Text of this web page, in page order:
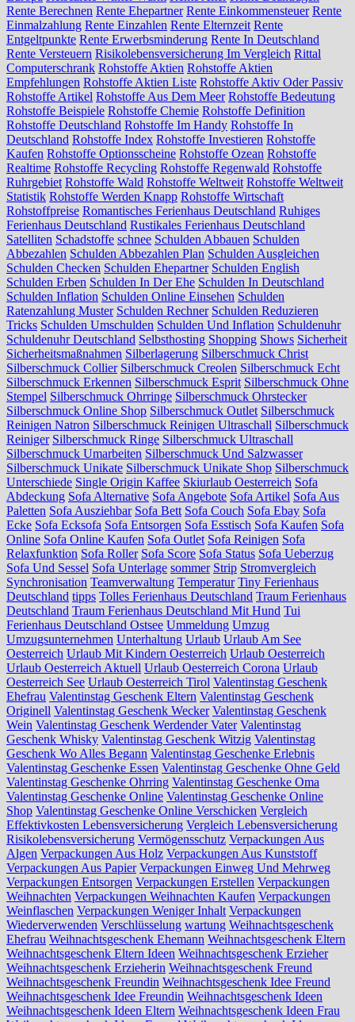
Rente Berechnen Rente Ehepartner Rente Einkommensteuer Rente
Einmalzahlung Rente Einzahlen Rente Elternzeit Rente
Entgeltpunkte Rente Erwerbsminderung Rente In Deutschland
Rente Versteuern Risikolebensversicherung Im Vergleich Rittal
Computerschrank Rohstoffe Aktien Rohstoffe Aktien
Empfehlungen Rohstoffe Aktien Liste Rohstoffe Aktiv Oder Passiv
Rohstoffe Artikel Rohstoffe Aus Dem Meer Rohstoffe Bedeutung
Rohstoffe Beispiele Rohstoffe Chemie Rohstoffe Definition
Rohstoffe Deutschland Rohstoffe Im Handy Rohstoffe In
Deutschland Rohstoffe Index Rohstoffe Investieren Rohstoffe
Kaufen Rohstoffe Optionsscheine Rohstoffe Ozean Rohstoffe
Realtime Rohstoffe Recycling Rohstoffe Regenwald Rohstoffe
Ruhrgebiet Rohstoffe Wald Rohstoffe Weltweit Rohstoffe Weltweit
Statistik Rohstoffe Werden Knapp Rohstoffe Wirtschaft
Rohstoffpreise Romantisches Ferienhaus Deutschland Ruhiges
Ferienhaus Deutschland Rustikales Ferienhaus Deutschland
Satelliten Schadstoffe schnee Schulden Abbauen Schulden
Abbezahlen Schulden Abbezahlen Plan Schulden Ausgleichen
Schulden Checken Schulden Ehepartner Schulden English
Schulden Erben Schulden In Der Ehe Schulden In Deutschland
Schulden Inflation Schulden Online Einsehen Schulden
Ratenzahlung Muster Schulden Rechner Schulden Reduzieren
Tricks Schulden Umschulden Schulden Und Inflation Schuldenuhr
Schuldenuhr Deutschland Selbsthosting Shopping Shows Sicherheit
Sicherheitsmaßnahmen Silberlagerung Silberschmuck Christ
Silberschmuck Collier Silberschmuck Creolen Silberschmuck Echt
Silberschmuck Erkennen Silberschmuck Esprit Silberschmuck Ohne
Stempel Silberschmuck Ohrringe Silberschmuck Ohrstecker
Silberschmuck Online Shop Silberschmuck Outlet Silberschmuck
Reinigen Natron Silberschmuck Reinigen Ultraschall Silberschmuck
Reiniger Silberschmuck Ringe Silberschmuck Ultraschall
Silberschmuck Umarbeiten Silberschmuck Und Salzwasser
Silberschmuck Unikate Silberschmuck Unikate Shop Silberschmuck
Unterschiede Single Origin Kaffee Skiurlaub Oesterreich Sofa
Abdeckung Sofa Alternative Sofa Angebote Sofa Artikel Sofa Aus
Paletten Sofa Ausziehbar Sofa Bett Sofa Couch Sofa Ebay Sofa
Ecke Sofa Ecksofa Sofa Entsorgen Sofa Esstisch Sofa Kaufen Sofa
Online Sofa Online Kaufen Sofa Outlet Sofa Reinigen Sofa
Relaxfunktion Sofa Roller Sofa Score Sofa Status Sofa Ueberzug
Sofa Und Sessel Sofa Unterlage sommer Strip Stromvergleich
Synchronisation Teamverwaltung Temperatur Tiny Ferienhaus
Deutschland tipps Tolles Ferienhaus Deutschland Traum Ferienhaus
Deutschland Traum Ferienhaus Deutschland Mit Hund Tui
Ferienhaus Deutschland Ostsee Ummeldung Umzug
Umzugsunternehmen Unterhaltung Urlaub Urlaub Am See
Oesterreich Urlaub Mit Kindern Oesterreich Urlaub Oesterreich
Urlaub Oesterreich Aktuell Urlaub Oesterreich Corona Urlaub
Oesterreich See Urlaub Oesterreich Tirol Valentinstag Geschenk
Ehefrau Valentinstag Geschenk Eltern Valentinstag Geschenk
Originell Valentinstag Geschenk Wecker Valentinstag Geschenk
Wein Valentinstag Geschenk Werdender Vater Valentinstag
Geschenk Whisky Valentinstag Geschenk Witzig Valentinstag
Geschenk Wo Alles Begann Valentinstag Geschenke Erlebnis
Valentinstag Geschenke Essen Valentinstag Geschenke Ohne Geld
Valentinstag Geschenke Ohrring Valentinstag Geschenke Oma
Valentinstag Geschenke Online Valentinstag Geschenke Online
Shop Valentinstag Geschenke Online Verschicken Vergleich
Effektivkosten Lebensversicherung Vergleich Lebensversicherung
Risikolebensversicherung Vermögensschutz Verpackungen Aus
Algen Verpackungen Aus Holz Verpackungen Aus Kunststoff
Verpackungen Aus Papier Verpackungen Einweg Und Mehrweg
Verpackungen Entsorgen Verpackungen Erstellen Verpackungen
Weihnachten Verpackungen Weihnachten Kaufen Verpackungen
Weinflaschen Verpackungen Weniger Inhalt Verpackungen
Wiederverwenden Verschlüsselung wartung Weihnachtsgeschenk
Ehefrau Weihnachtsgeschenk Ehemann Weihnachtsgeschenk Eltern
Weihnachtsgeschenk Eltern Ideen Weihnachtsgeschenk Erzieher
Weihnachtsgeschenk Erzieherin Weihnachtsgeschenk Freund
Weihnachtsgeschenk Freundin Weihnachtsgeschenk Idee Freund
Weihnachtsgeschenk Idee Freundin Weihnachtsgeschenk Ideen
Weihnachtsgeschenk Ideen Eltern Weihnachtsgeschenk Ideen Frau